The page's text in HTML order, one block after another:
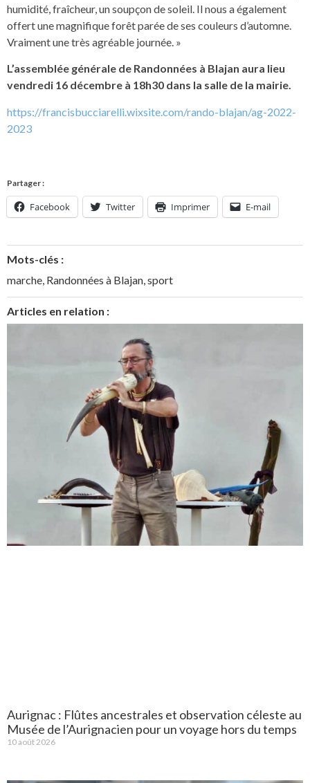
humidité, fraîcheur, un soupçon de soleil. Il nous a également
offert une magnifique forêt parée de ses couleurs d’automne.
Vraiment une très agréable journée. »
L’assemblée générale de Randonnées à Blajan aura lieu
vendredi 16 décembre à 18h30 dans la salle de la mairie.
https://francisbucciarelli.wixsite.com/rando-blajan/ag-2022-
2023
Partager :
Facebook Twitter Imprimer E-mail
Mots-clés :
marche Randonnées à Blajan sport
Articles en relation :
Aurignac : Flûtes ancestrales et observation céleste au
Musée de l’Aurignacien pour un voyage hors du temps
10 août 2026